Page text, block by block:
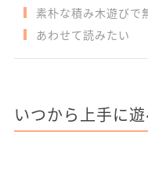
素朴な積み木遊びで
あわせて読みたい
いつから上手に遊